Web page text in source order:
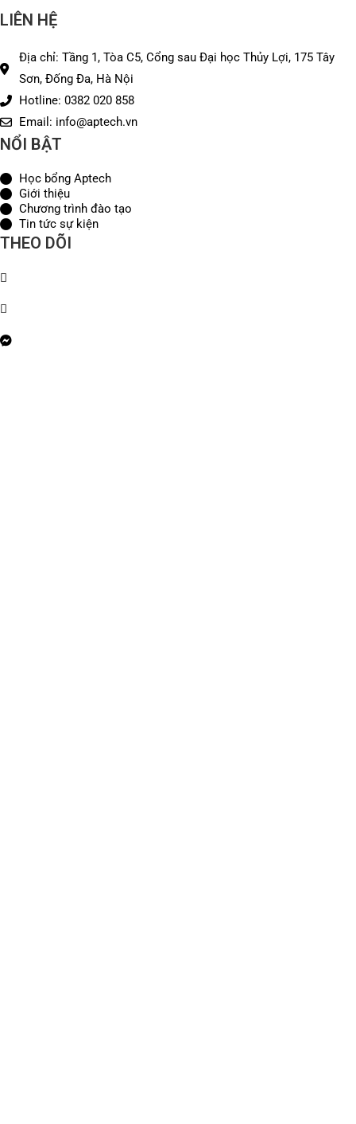
LIÊN HỆ
Địa chỉ: Tầng 1, Tòa C5, Cổng sau Đại học Thủy Lợi, 175 Tây
Sơn, Đống Đa, Hà Nội
Hotline: 0382 020 858
Email: info@aptech.vn
NỔI BẬT
Học bổng Aptech
Giới thiệu
Chương trình đào tạo
Tin tức sự kiện
THEO DÕI